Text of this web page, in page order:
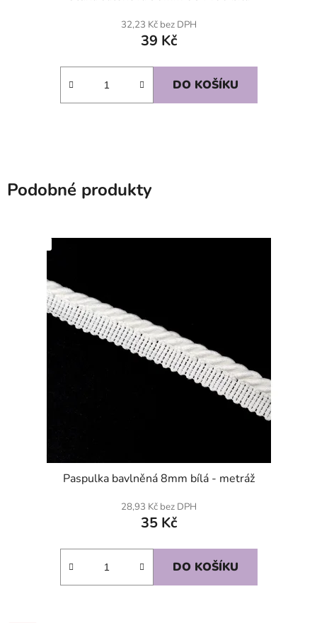
32,23 Kč bez DPH
39 Kč
DO KOŠÍKU
Podobné produkty
Paspulka bavlněná 8mm bílá - metráž
28,93 Kč bez DPH
35 Kč
DO KOŠÍKU